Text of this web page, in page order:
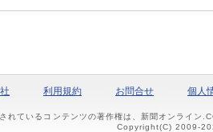
利用規約 お問合せ 個人
れているコンテンツの著作権は、新聞オンライン
Copyright(C) 2009-